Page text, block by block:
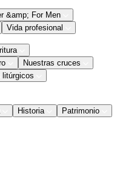
&amp; For Men
Vida profesional
Nuestras cruces
litúrgicos
Historia
Patrimonio